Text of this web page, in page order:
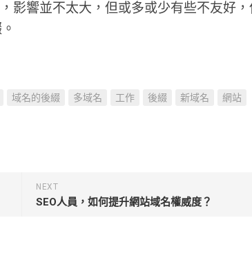
影響並不太大，但或多或少有些不友好
域名的後綴 多域名 工作 後綴 新域名
網站
NEXT
SEO人員，如何提升網站域名權威度？